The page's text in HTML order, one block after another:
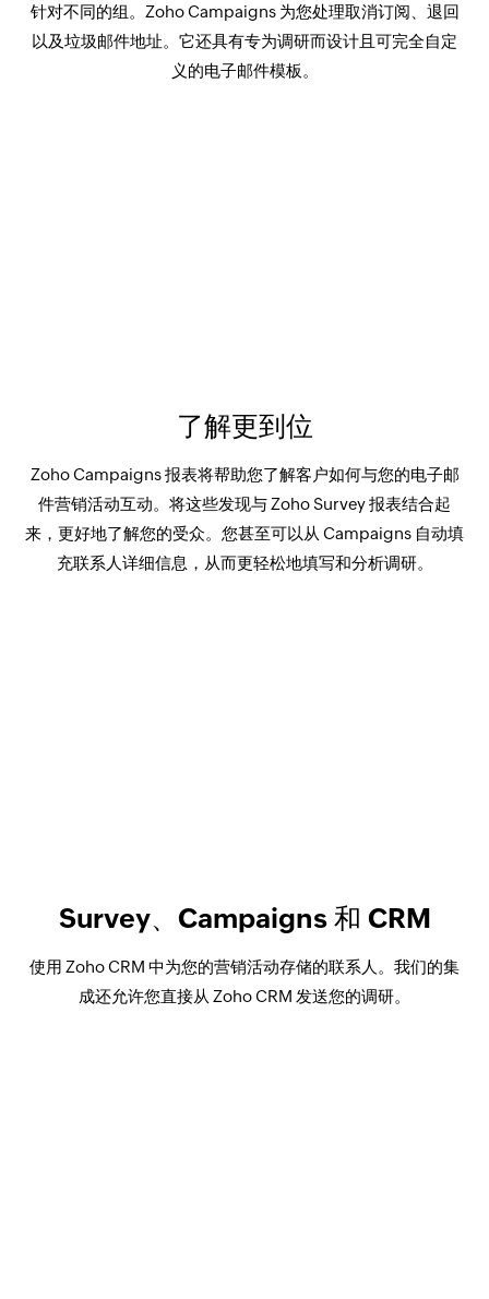
针对不同的组。Zoho Campaigns 为您处理取消订阅、退回
以及垃圾邮件地址。它还具有专为调研而设计且可完全自定
义的电子邮件模板。
了解更到位
Zoho Campaigns 报表将帮助您了解客户如何与您的电子邮
件营销活动互动。将这些发现与 Zoho Survey 报表结合起
来，更好地了解您的受众。您甚至可以从 Campaigns 自动填
充联系人详细信息，从而更轻松地填写和分析调研。
Survey、Campaigns 和 CRM
使用 Zoho CRM 中为您的营销活动存储的联系人。我们的集
成还允许您直接从 Zoho CRM 发送您的调研。